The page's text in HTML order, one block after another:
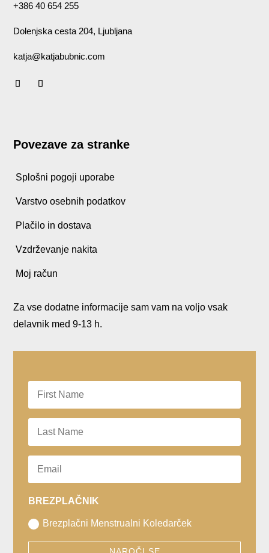
+386 40 654 255
Dolenjska cesta 204, Ljubljana
katja@katjabubnic.com
Povezave za stranke
Splošni pogoji uporabe
Varstvo osebnih podatkov
Plačilo in dostava
Vzdrževanje nakita
Moj račun
Za vse dodatne informacije sam vam na voljo vsak
delavnik med 9-13 h.
BREZPLAČNIK
Brezplačni Menstrualni Koledarček
NAROČI SE